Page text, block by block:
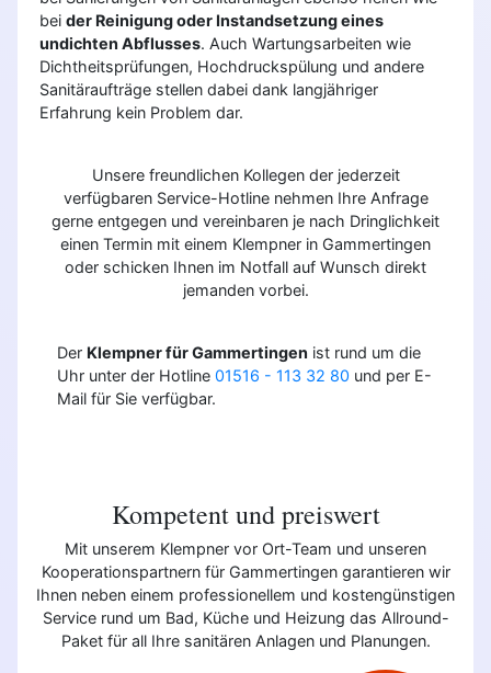
bei der Reinigung oder Instandsetzung eines
undichten Abflusses. Auch Wartungsarbeiten wie
Dichtheitsprüfungen, Hochdruckspülung und andere
Sanitäraufträge stellen dabei dank langjähriger
Erfahrung kein Problem dar.
Unsere freundlichen Kollegen der jederzeit
verfügbaren Service-Hotline nehmen Ihre Anfrage
gerne entgegen und vereinbaren je nach Dringlichkeit
einen Termin mit einem Klempner in Gammertingen
oder schicken Ihnen im Notfall auf Wunsch direkt
jemanden vorbei.
Der Klempner für Gammertingen ist rund um die
Uhr unter der Hotline 01516 - 113 32 80 und per E-
Mail für Sie verfügbar.
Kompetent und preiswert
Mit unserem Klempner vor Ort-Team und unseren
Kooperationspartnern für Gammertingen garantieren wir
Ihnen neben einem professionellem und kostengünstigen
Service rund um Bad, Küche und Heizung das Allround-
Paket für all Ihre sanitären Anlagen und Planungen.